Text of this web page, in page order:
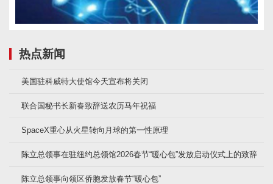
热点新闻
美国驻科威特大使馆今天宣布将关闭
联合国秘书长新春致辞送农历马年祝福
SpaceX重心从火星转向月球的第一性原理
陈立总领事在驻纽约总领馆2026春节“暖心包”发放启动仪式上的致辞
陈立总领事向领区侨胞发放春节“暖心包”